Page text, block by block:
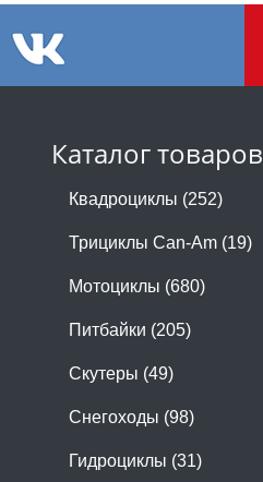
Каталог товаров
Квадроциклы (252)
Трициклы Can-Am (19)
Мотоциклы (680)
Питбайки (205)
Скутеры (49)
Снегоходы (98)
Гидроциклы (31)